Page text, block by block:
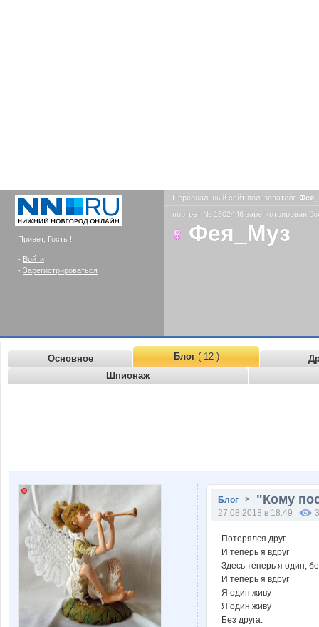
Привет, Гость !
- Войти
- Зарегистрироваться
Персональный сайт пользователя
портрет № 1302446 зарегистрирован
Фея_Муз
Основное Блог( 12 )
Шпионаж
Блог > "Кому
27.08.2018 в 18:49
Потерялся друг
И теперь я вдруг
Здесь теперь я один,
И теперь я вдруг
Я один живу
Я один живу
Без друга.